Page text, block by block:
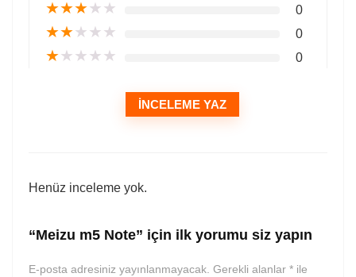
★★★★★ 0
★★★★★ 0
★★★★★ 0
İNCELEME YAZ
Henüz inceleme yok.
“Meizu m5 Note” için ilk yorumu siz yapın
E-posta adresiniz yayınlanmayacak. Gerekli alanlar * ile